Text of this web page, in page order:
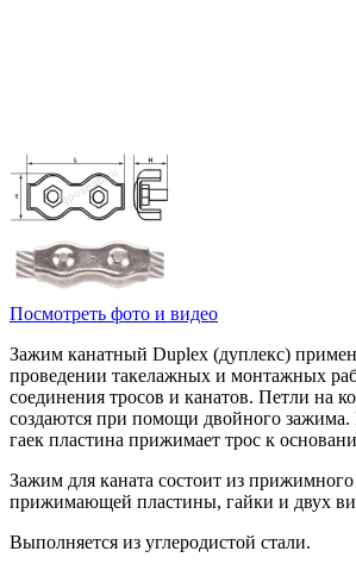
Посмотреть фото и видео
Зажим канатный Duplex (дуплекс)
проведении такелажных и монтажных
соединения тросов и канатов. Петли на
создаются при помощи двойного
гаек пластина прижимает трос к
Зажим для каната состоит из прижимного
прижимающей пластины, гайки и двух
Выполняется из углеродистой стали.